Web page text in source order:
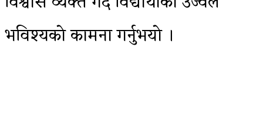
भविश्यको कामना गर्नुभयो ।